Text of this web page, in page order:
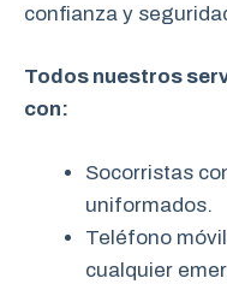
confianza y
Todos nuestros
con:
Socorristas
uniformados.
Teléfono
cualquier